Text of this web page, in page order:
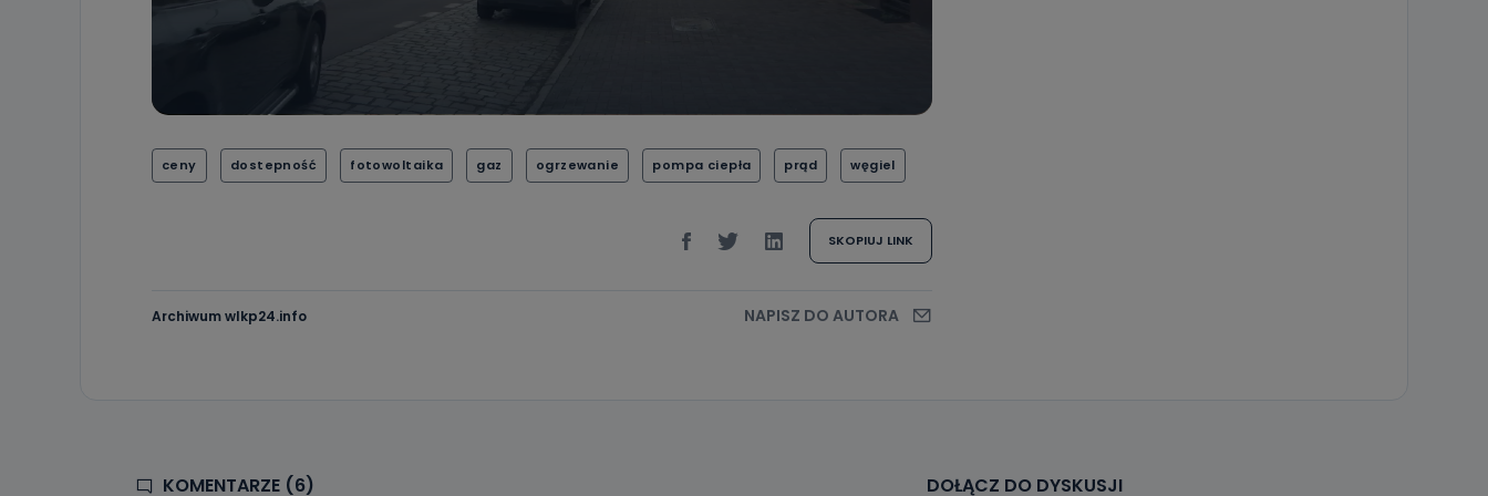
ceny dostepność fotowoltaika gaz ogrzewanie pompa ciepła prąd węgiel
SKOPIUJ LINK
Archiwum wlkp24.info NAPISZ DO AUTORA
KOMENTARZE (6) DOŁĄCZ DO DYSKUSJI